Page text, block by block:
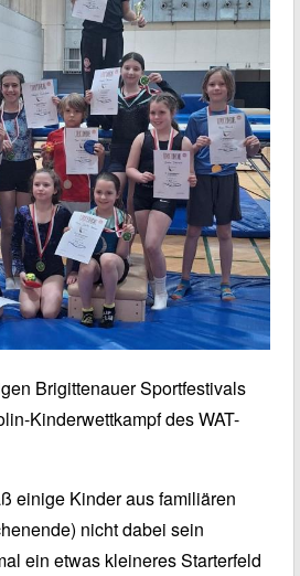
Brigittenauer Sportfestivals
Kinderwettkampf des WAT-
einige Kinder aus familiären
nicht dabei sein
ein etwas kleineres Starterfeld